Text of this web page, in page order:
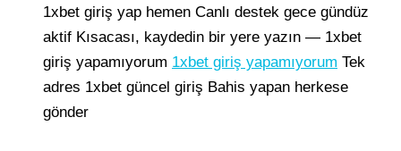
1xbet giriş yap hemen Canlı destek gece gündüz
aktif Kısacası, kaydedin bir yere yazın — 1xbet
giriş yapamıyorum 1xbet giriş yapamıyorum Tek
adres 1xbet güncel giriş Bahis yapan herkese
gönder